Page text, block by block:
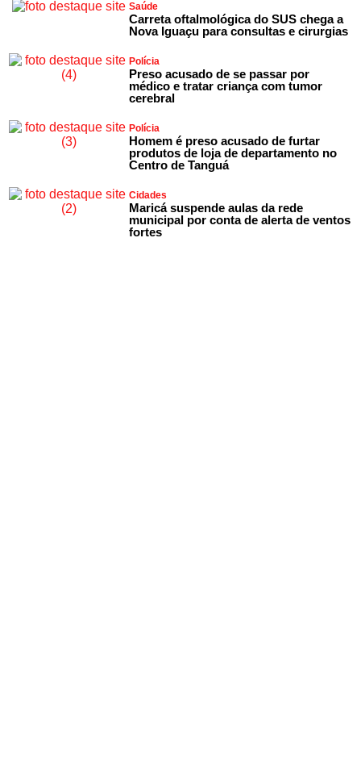
Saúde
Carreta oftalmológica do SUS chega a
Nova Iguaçu para consultas e cirurgias
Polícia
Preso acusado de se passar por
médico e tratar criança com tumor
cerebral
Polícia
Homem é preso acusado de furtar
produtos de loja de departamento no
Centro de Tanguá
Cidades
Maricá suspende aulas da rede
municipal por conta de alerta de ventos
fortes